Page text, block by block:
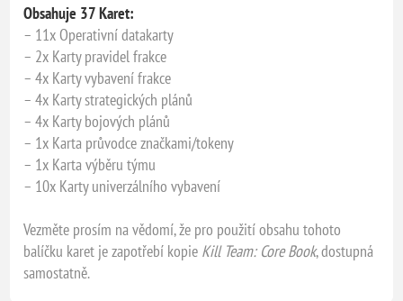
Obsahuje 37 Karet:
– 11x Operativní datakarty
– 2x Karty pravidel frakce
– 4x Karty vybavení frakce
– 4x Karty strategických plánů
– 4x Karty bojových plánů
– 1x Karta průvodce značkami/tokeny
– 1x Karta výběru týmu
– 10x Karty univerzálního vybavení
Vezměte prosím na vědomí, že pro použití obsahu tohoto
balíčku karet je zapotřebí kopie Kill Team: Core Book, dostupná
samostatně.